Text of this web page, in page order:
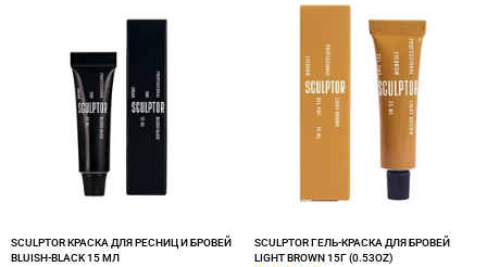
SCULPTOR КРАСКА ДЛЯ РЕСНИЦ И БРОВЕЙ
BLUISH-BLACK 15 МЛ
SCULPTOR ГЕЛЬ-КРАСКА ДЛЯ БРОВЕЙ
LIGHT BROWN 15Г (0.53OZ)